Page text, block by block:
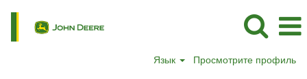
Язык Просмотрите профиль